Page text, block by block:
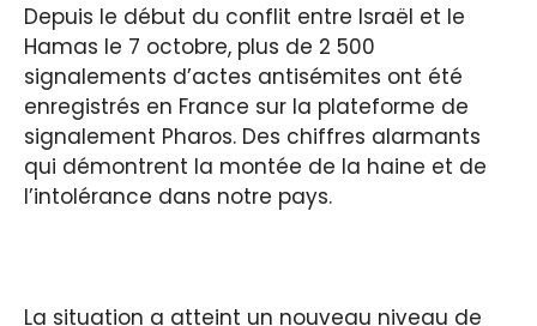
Depuis le début du conflit entre Israël et le
Hamas le 7 octobre, plus de 2 500
signalements d’actes antisémites ont été
enregistrés en France sur la plateforme de
signalement Pharos. Des chiffres alarmants
qui démontrent la montée de la haine et de
l’intolérance dans notre pays.
La situation a atteint un nouveau niveau de